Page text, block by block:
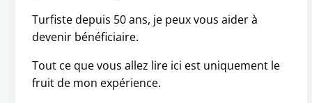
Turfiste depuis 50 ans, je peux vous aider à
devenir bénéficiaire.
Tout ce que vous allez lire ici est uniquement le
fruit de mon expérience.